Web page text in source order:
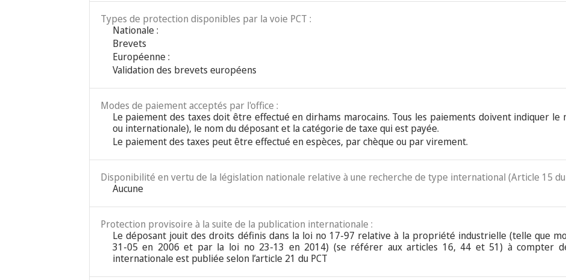
Types de protection disponibles par la voie PCT :
Nationale :
Brevets
Européenne :
Validation des brevets européens
Modes de paiement acceptés par l'office :
Le paiement des taxes doit être effectué en dirhams marocains. Tous les paiements doivent indiquer le
ou internationale), le nom du déposant et la catégorie de taxe qui est payée.
Le paiement des taxes peut être effectué en espèces, par chèque ou par virement.
Disponibilité en vertu de la législation nationale relative à une recherche de type international (Article 15 du
Aucune
Protection provisoire à la suite de la publication internationale :
Le déposant jouit des droits définis dans la loi no 17-97 relative à la propriété industrielle (telle que
31-05 en 2006 et par la loi no 23-13 en 2014) (se référer aux articles 16, 44 et 51) à compter
internationale est publiée selon l’article 21 du PCT